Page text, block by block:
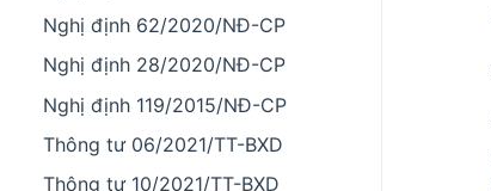
Nghị định 62/2020/NĐ-CP
Nghị định 28/2020/NĐ-CP
Nghị định 119/2015/NĐ-CP
Thông tư 06/2021/TT-BXD
Thông tư 10/2021/TT-BXD